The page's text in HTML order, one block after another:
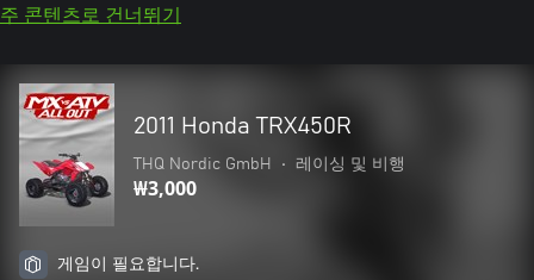
주 콘텐츠로 건너뛰기
2011 Honda TRX450R
THQ Nordic GmbH • 레이싱 및 비행
₩3,000
게임이 필요합니다.